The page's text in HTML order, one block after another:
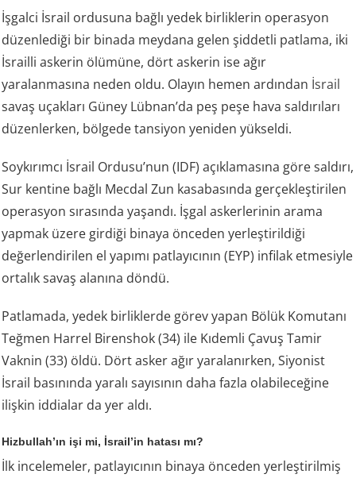
İşgalci İsrail ordusuna bağlı yedek birliklerin operasyon
düzenlediği bir binada meydana gelen şiddetli patlama, iki
İsrailli askerin ölümüne, dört askerin ise ağır
yaralanmasına neden oldu. Olayın hemen ardından İsrail
savaş uçakları Güney Lübnan’da peş peşe hava saldırıları
düzenlerken, bölgede tansiyon yeniden yükseldi.
Soykırımcı İsrail Ordusu’nun (IDF) açıklamasına göre saldırı,
Sur kentine bağlı Mecdal Zun kasabasında gerçekleştirilen
operasyon sırasında yaşandı. İşgal askerlerinin arama
yapmak üzere girdiği binaya önceden yerleştirildiği
değerlendirilen el yapımı patlayıcının (EYP) infilak etmesiyle
ortalık savaş alanına döndü.
Patlamada, yedek birliklerde görev yapan Bölük Komutanı
Teğmen Harrel Birenshok (34) ile Kıdemli Çavuş Tamir
Vaknin (33) öldü. Dört asker ağır yaralanırken, Siyonist
İsrail basınında yaralı sayısının daha fazla olabileceğine
ilişkin iddialar da yer aldı.
Hizbullah’ın işi mi, İsrail’in hatası mı?
İlk incelemeler, patlayıcının binaya önceden yerleştirilmiş